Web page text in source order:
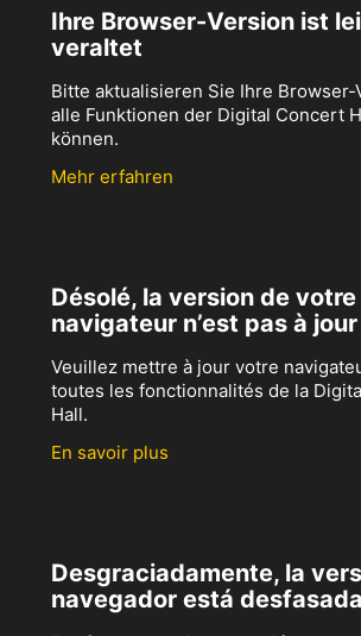
Ihre Browser-Version ist
veraltet
Bitte aktualisieren Sie Ihre Browser-
alle Funktionen der Digital Concert
können.
Mehr erfahren
Désolé, la version de votre
navigateur n’est pas à jour
Veuillez mettre à jour votre
toutes les fonctionnalités de la
Hall.
En savoir plus
Desgraciadamente, la
navegador está desfasada